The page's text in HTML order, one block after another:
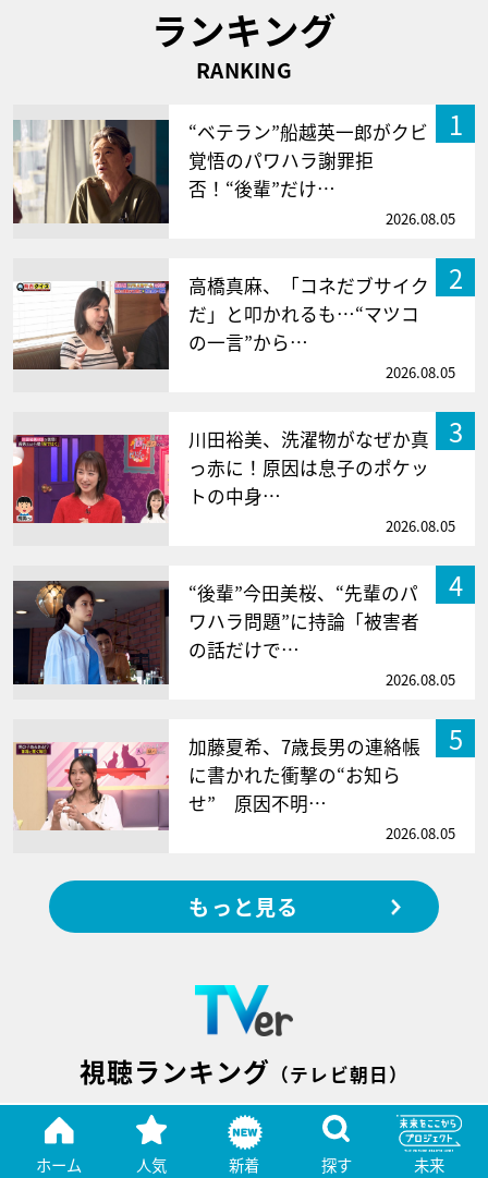
ランキング
RANKING
1
“ベテラン”船越英一郎がクビ
覚悟のパワハラ謝罪拒
否！“後輩”だけ…
2026.08.05
2
高橋真麻、「コネだブサイク
だ」と叩かれるも…“マツコ
の一言”から…
2026.08.05
3
川田裕美、洗濯物がなぜか真
っ赤に！原因は息子のポケッ
トの中身…
2026.08.05
4
“後輩”今田美桜、“先輩のパ
ワハラ問題”に持論「被害者
の話だけで…
2026.08.05
5
加藤夏希、7歳長男の連絡帳
に書かれた衝撃の“お知ら
せ” 原因不明…
2026.08.05
もっと見る
視聴ランキング （テレビ朝日）
大空港～GATE24～
ホーム 人気 新着 探す 未来